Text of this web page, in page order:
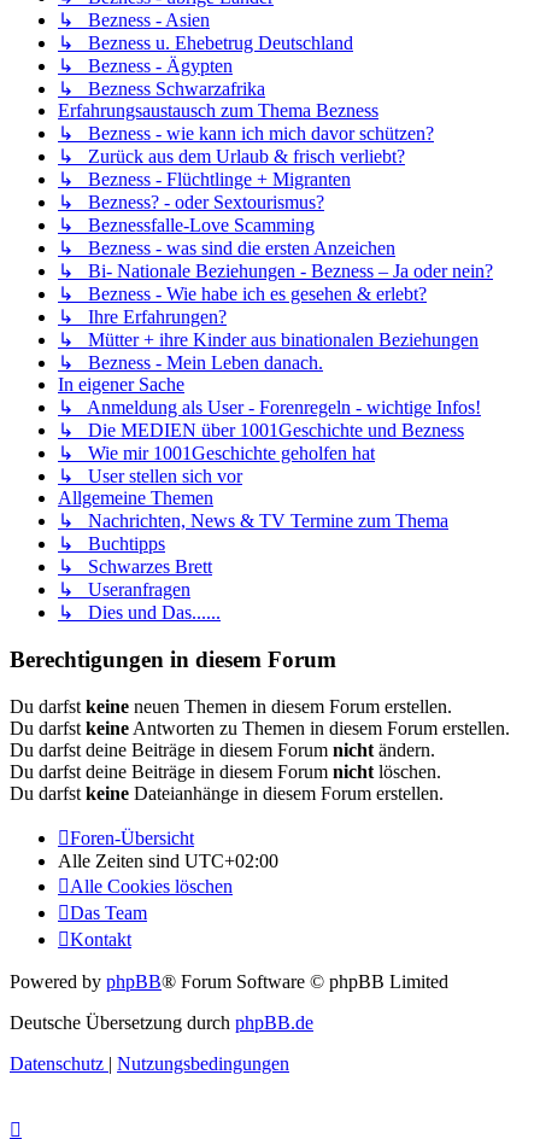
↳ Bezness - Asien
↳ Bezness u. Ehebetrug Deutschland
↳ Bezness - Ägypten
↳ Bezness Schwarzafrika
Erfahrungsaustausch zum Thema Bezness
↳ Bezness - wie kann ich mich davor schützen?
↳ Zurück aus dem Urlaub & frisch verliebt?
↳ Bezness - Flüchtlinge + Migranten
↳ Bezness? - oder Sextourismus?
↳ Beznessfalle-Love Scamming
↳ Bezness - was sind die ersten Anzeichen
↳ Bi- Nationale Beziehungen - Bezness – Ja oder nein?
↳ Bezness - Wie habe ich es gesehen & erlebt?
↳ Ihre Erfahrungen?
↳ Mütter + ihre Kinder aus binationalen Beziehungen
↳ Bezness - Mein Leben danach.
In eigener Sache
↳ Anmeldung als User - Forenregeln - wichtige Infos!
↳ Die MEDIEN über 1001Geschichte und Bezness
↳ Wie mir 1001Geschichte geholfen hat
↳ User stellen sich vor
Allgemeine Themen
↳ Nachrichten, News & TV Termine zum Thema
↳ Buchtipps
↳ Schwarzes Brett
↳ Useranfragen
↳ Dies und Das......
Berechtigungen in diesem Forum
Du darfst keine neuen Themen in diesem Forum erstellen.
Du darfst keine Antworten zu Themen in diesem Forum erstellen.
Du darfst deine Beiträge in diesem Forum nicht ändern.
Du darfst deine Beiträge in diesem Forum nicht löschen.
Du darfst keine Dateianhänge in diesem Forum erstellen.
Foren-Übersicht
Alle Zeiten sind UTC+02:00
Alle Cookies löschen
Das Team
Kontakt
Powered by phpBB® Forum Software © phpBB Limited
Deutsche Übersetzung durch phpBB.de
Datenschutz | Nutzungsbedingungen